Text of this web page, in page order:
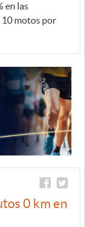
en las
10 motos por
0 km en